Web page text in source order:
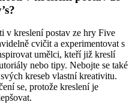
v kreslení postav ze hry Five
cvičit a experimentovat s
umělci, kteří již kreslí
nebo tipy. Nebojte se také
kreseb vlastní kreativitu.
se, protože kreslení je